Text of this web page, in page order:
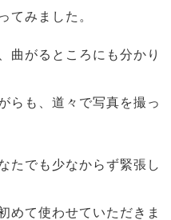
てみました。
曲がるところにも分かり
らも、道々で写真を撮っ
たでも少なからず緊張し
めて使わせていただきま